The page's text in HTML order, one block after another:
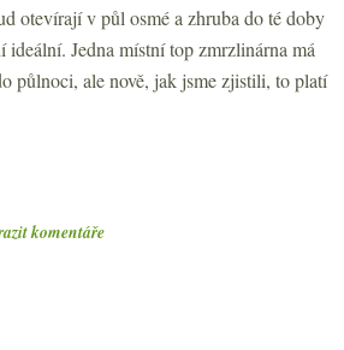
otevírají v půl osmé a zhruba do té doby
ideální. Jedna místní top zmrzlinárna má
půlnoci, ale nově, jak jsme zjistili, to platí
komentáře